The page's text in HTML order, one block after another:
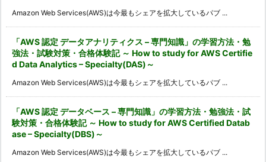
Amazon Web Services(AWS)は今最もシェアを拡大しているパブ ...
「AWS 認定 データアナリティクス – 専門知識」の学習方法・勉
強法・試験対策・合格体験記 ～ How to study for AWS Certifie
d Data Analytics – Specialty(DAS)～
Amazon Web Services(AWS)は今最もシェアを拡大しているパブ ...
「AWS 認定 データベース – 専門知識」の学習方法・勉強法・試
験対策・合格体験記 ～ How to study for AWS Certified Datab
ase – Specialty(DBS)～
Amazon Web Services(AWS)は今最もシェアを拡大しているパブ ...